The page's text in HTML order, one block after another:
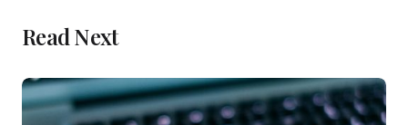
Read Next